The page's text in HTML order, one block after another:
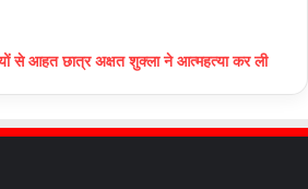
से आहत छात्र अक्षत शुक्ला ने आत्महत्या कर ली